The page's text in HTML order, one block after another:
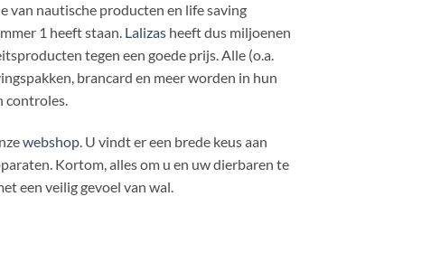
van nautische producten en life saving
1 heeft staan. Lalizasheeft dus miljoenen
tegen een goede prijs. Alle (o.a.
brancard en meer worden in hun
controles.
webshop. U vindt er een brede keus aan
Kortom, alles om u en uw dierbaren te
een veilig gevoel van wal.